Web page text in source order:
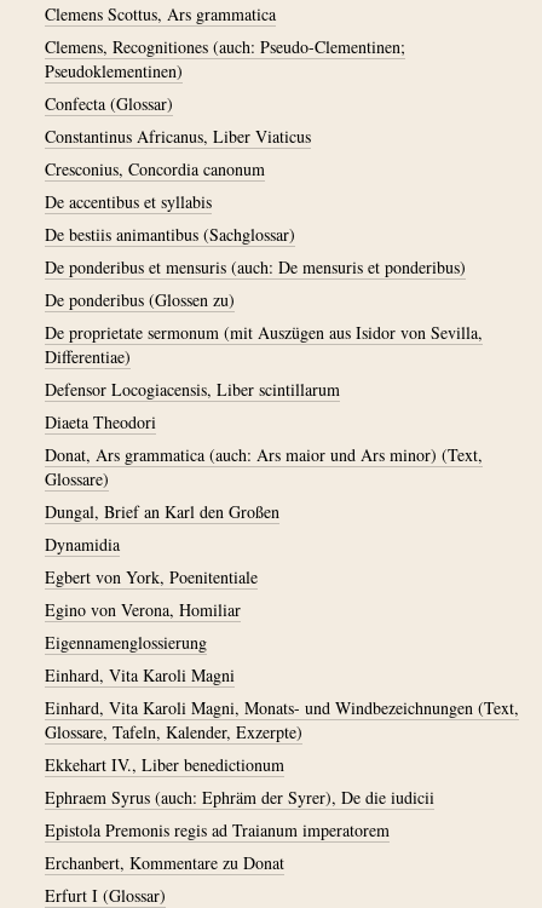
Clemens Scottus, Ars grammatica
Clemens, Recognitiones (auch: Pseudo-Clementinen;
Pseudoklementinen)
Confecta (Glossar)
Constantinus Africanus, Liber Viaticus
Cresconius, Concordia canonum
De accentibus et syllabis
De bestiis animantibus (Sachglossar)
De ponderibus et mensuris (auch: De mensuris et ponderibus)
De ponderibus (Glossen zu)
De proprietate sermonum (mit Auszügen aus Isidor von Sevilla,
Differentiae)
Defensor Locogiacensis, Liber scintillarum
Diaeta Theodori
Donat, Ars grammatica (auch: Ars maior und Ars minor) (Text,
Glossare)
Dungal, Brief an Karl den Großen
Dynamidia
Egbert von York, Poenitentiale
Egino von Verona, Homiliar
Eigennamenglossierung
Einhard, Vita Karoli Magni
Einhard, Vita Karoli Magni, Monats- und Windbezeichnungen (Text,
Glossare, Tafeln, Kalender, Exzerpte)
Ekkehart IV., Liber benedictionum
Ephraem Syrus (auch: Ephräm der Syrer), De die iudicii
Epistola Premonis regis ad Traianum imperatorem
Erchanbert, Kommentare zu Donat
Erfurt I (Glossar)